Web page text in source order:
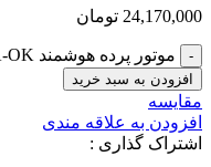
24,170,000 تومان
موتور پرده هوشمند A-OK مدل AM43 عدد
افزودن به سبد خرید
مقایسه
افزودن به علاقه مندی
اشتراک گذاری :